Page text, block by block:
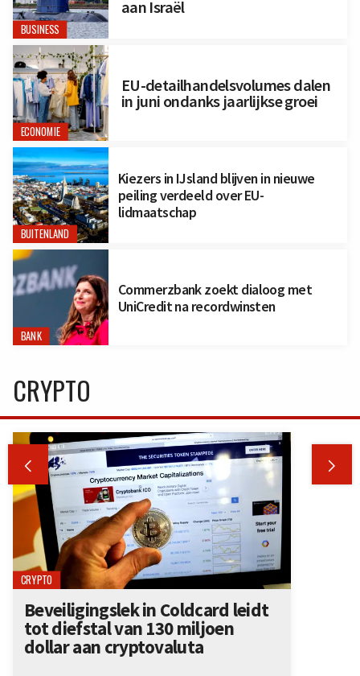
BUSINESS
aan Israël
ECONOMIE
EU-detailhandelsvolumes dalen
in juni ondanks jaarlijkse groei
BUITENLAND
Kiezers in IJsland blijven in nieuwe
peiling verdeeld over EU-
lidmaatschap
BANK
Commerzbank zoekt dialoog met
UniCredit na recordwinsten
CRYPTO
 
CRYPTO
Beveiligingslek in Coldcard leidt
tot diefstal van 130 miljoen
dollar aan cryptovaluta